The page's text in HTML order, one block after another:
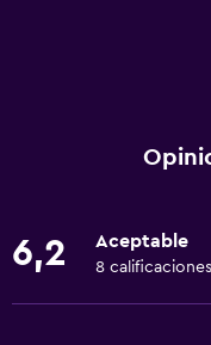
6,2 Aceptable
8